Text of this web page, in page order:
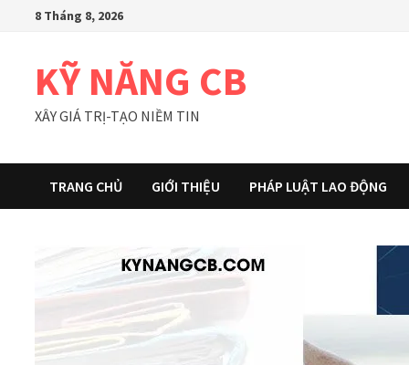
8 Tháng 8, 2026
KỸ NĂNG CB
XÂY GIÁ TRỊ-TẠO NIỀM TIN
TRANG CHỦ GIỚI THIỆU PHÁP LUẬT LAO ĐỘNG